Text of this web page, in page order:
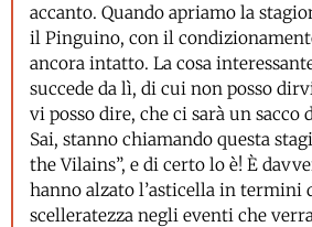
accanto. Quando apriamo la
il Pinguino, con il
ancora intatto. La cosa
succede da lì, di cui non posso
vi posso dire, che ci sarà un sacco
Sai, stanno chiamando questa
the Vilains”, e di certo lo è! È
hanno alzato l’asticella in termini
scelleratezza negli eventi che